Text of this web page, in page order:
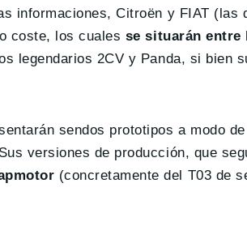
informaciones, Citroën y FIAT
coste, los cuales se situarán entre
legendarios 2CV y Panda, si bien
sendos prototipos a modo
versiones de producción, que
(concretamente del T03 de